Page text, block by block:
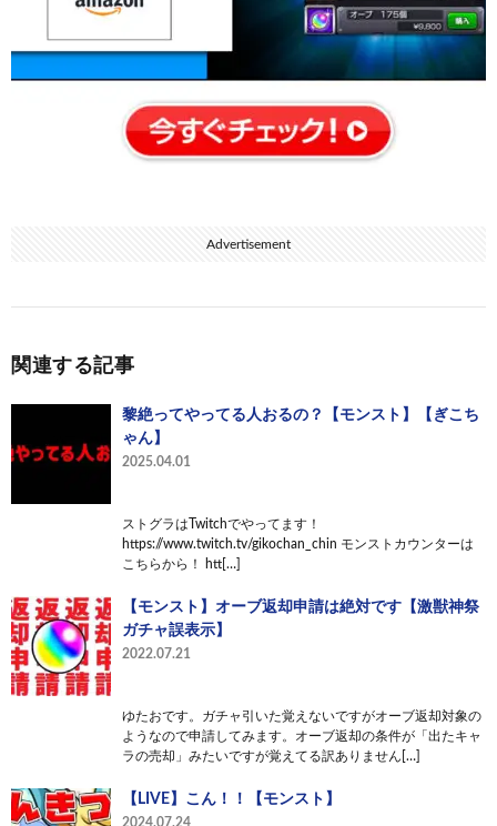
Advertisement
関連する記事
黎絶ってやってる人おるの？【モンスト】【ぎこち
ゃん】
2025.04.01
ストグラはTwitchでやってます！
https://www.twitch.tv/gikochan_chin モンストカウンターは
こちらから！ htt[…]
【モンスト】オーブ返却申請は絶対です【激獣神祭
ガチャ誤表示】
2022.07.21
ゆたおです。ガチャ引いた覚えないですがオーブ返却対象の
ようなので申請してみます。オーブ返却の条件が「出たキャ
ラの売却」みたいですが覚えてる訳ありません[…]
【LIVE】こん！！【モンスト】
2024.07.24